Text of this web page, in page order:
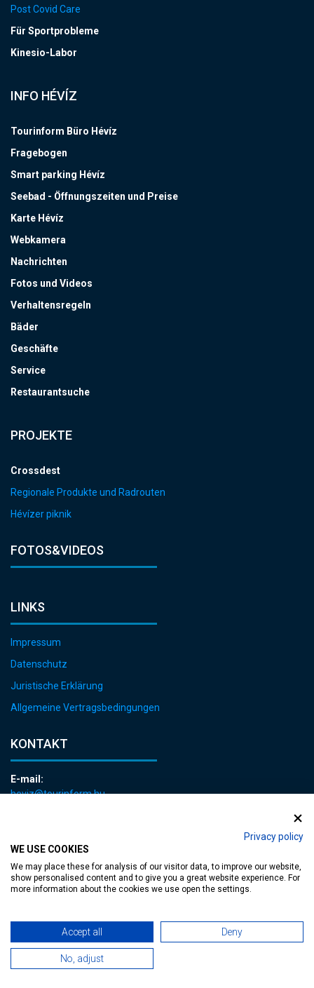
Privacy policy
WE USE COOKIES
We may place these for analysis of our visitor data, to improve our website,
show personalised content and to give you a great website experience. For
more information about the cookies we use open the settings.
Accept all Deny
No, adjust
Post Covid Care
Für Sportprobleme
Kinesio-Labor
INFO HÉVÍZ
Tourinform Büro Hévíz
Fragebogen
Smart parking Hévíz
Seebad - Öffnungszeiten und Preise
Karte Hévíz
Webkamera
Nachrichten
Fotos und Videos
Verhaltensregeln
Bäder
Geschäfte
Service
Restaurantsuche
PROJEKTE
Crossdest
Regionale Produkte und Radrouten
Hévízer piknik
FOTOS&VIDEOS
LINKS
Impressum
Datenschutz
Juristische Erklärung
Allgemeine Vertragsbedingungen
KONTAKT
E-mail:
heviz@tourinform.hu
zugängliche Webseite| Copyright © 2024 Hévíz Város Önkormányzata,
Designed byMediaGum|